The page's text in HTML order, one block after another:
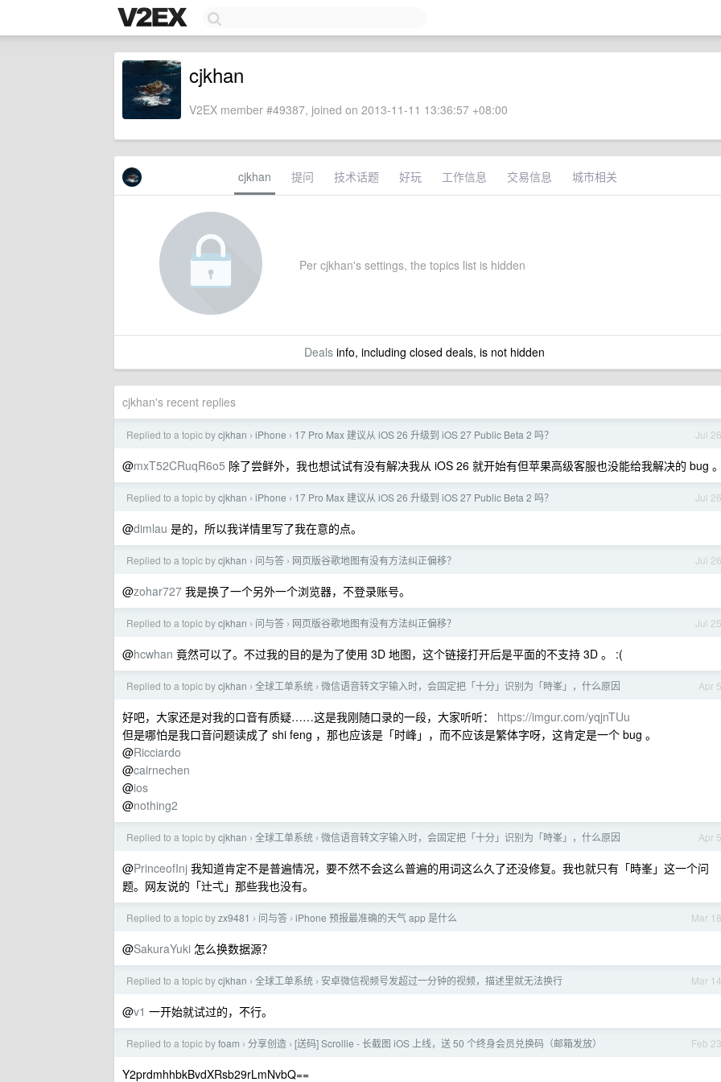
cjkhan
V2EX member #49387, joined on 2013-11-11 13:36:57 +08:00
cjkhan 提问 技术话题 好玩 工作信息 交易信息 城市相关
Per cjkhan's settings, the topics list is hidden
Dealsinfo, including closed deals, is not hidden
cjkhan's recent replies
Jul 26
Replied to a topic bycjkhan › iPhone › 17 Pro Max 建议从 iOS 26 升级到 iOS 27 Public Beta 2 吗？
@mxT52CRuqR6o5 除了尝鲜外，我也想试试有没有解决我从 iOS 26 就开始有但苹果高级客服也没能给我解决的 bug 。
Jul 26
Replied to a topic bycjkhan › iPhone › 17 Pro Max 建议从 iOS 26 升级到 iOS 27 Public Beta 2 吗？
@dimlau 是的，所以我详情里写了我在意的点。
Jul 26
Replied to a topic bycjkhan › 问与答 › 网页版谷歌地图有没有方法纠正偏移？
@zohar727 我是换了一个另外一个浏览器，不登录账号。
Jul 25
Replied to a topic bycjkhan › 问与答 › 网页版谷歌地图有没有方法纠正偏移？
@hcwhan 竟然可以了。不过我的目的是为了使用 3D 地图，这个链接打开后是平面的不支持 3D 。 :(
Apr 5
Replied to a topic bycjkhan › 全球工单系统 › 微信语音转文字输入时，会固定把「十分」识别为「時峯」，什么原因
好吧，大家还是对我的口音有质疑……这是我刚随口录的一段，大家听听： https://imgur.com/yqjnTUu
但是哪怕是我口音问题读成了 shi feng ，那也应该是「时峰」，而不应该是繁体字呀，这肯定是一个 bug 。
@Ricciardo
@cairnechen
@ios
@nothing2
Apr 5
Replied to a topic bycjkhan › 全球工单系统 › 微信语音转文字输入时，会固定把「十分」识别为「時峯」，什么原因
@PrinceofInj 我知道肯定不是普遍情况，要不然不会这么普遍的用词这么久了还没修复。我也就只有「時峯」这一个问
题。网友说的「辻弌」那些我也没有。
Mar 18
Replied to a topic byzx9481 › 问与答 › iPhone 预报最准确的天气 app 是什么
@SakuraYuki 怎么换数据源？
Mar 14
Replied to a topic bycjkhan › 全球工单系统 › 安卓微信视频号发超过一分钟的视频，描述里就无法换行
@v1 一开始就试过的，不行。
Feb 23
Replied to a topic byfoam › 分享创造 › [送码] Scrollie - 长截图 iOS 上线，送 50 个终身会员兑换码（邮箱发放）
Y2prdmhhbkBvdXRsb29rLmNvbQ==